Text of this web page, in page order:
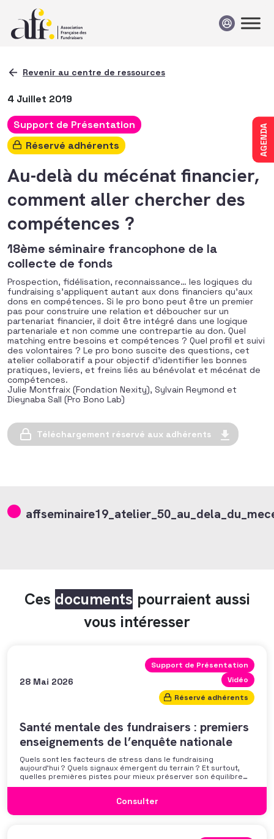
AGENDA
Revenir au centre de ressources
4 Juillet 2019
Support de Présentation
Réservé adhérents
Au-delà du mécénat financier,
comment aller chercher des
compétences ?
18ème séminaire francophone de la
collecte de fonds
Prospection, fidélisation, reconnaissance… les logiques du
fundraising s’appliquent autant aux dons financiers qu’aux
dons en compétences. Si le pro bono peut être un premier
pas pour construire une relation et déboucher sur un
partenariat financier, il doit être intégré dans une logique
partenariale et non comme une contrepartie au don. Quel
matching entre besoins et compétences ? Quel profil et suivi
des volontaires ? Le pro bono suscite des questions, cet
atelier collaboratif a pour objectif d’identifier les bonnes
pratiques, leviers, et freins liés au bénévolat et mécénat de
compétences.
Julie Montfraix (Fondation Nexity), Sylvain Reymond et
Dieynaba Sall (Pro Bono Lab)
Téléchargement réservé aux adhérents
Ces documents pourraient aussi
vous intéresser
28 Mai 2026
Support de Présentation
Vidéo
Réservé adhérents
Santé mentale des fundraisers : premiers
enseignements de l’enquête nationale
Quels sont les facteurs de stress dans le fundraising
aujourd’hui ? Quels signaux émergent du terrain ? Et surtout,
quelles premières pistes pour mieux préserver son équilibre
professionnel ? L’AFF vous propose un webinaire pour découvrir
discussion autour des mécanismes
Consulter